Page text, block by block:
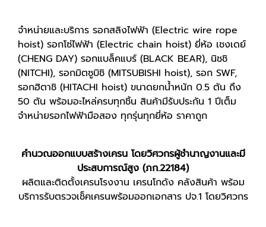
จำหน่ายและบริการ รอกสลิงไฟฟ้า (Electric wire rope
hoist) รอกโซ่ไฟฟ้า (Electric chain hoist) ยี่ห้อ เชงเดย์
(CHENG DAY) รอกแบล็คแบร์ (BLACK BEAR), นิชชิ
(NITCHI), รอกมิตซูบิชิ (MITSUBISHI hoist), รอก SWF,
รอกฮิตาชิ (HITACHI hoist) ขนาดยกน้ำหนัก 0.5 ตัน ถึง
50 ตัน พร้อมอะไหล่ครบทุกชิ้น สินค้ามีรับประกัน 1 ปีเต็ม
จำหน่ายรอกไฟฟ้ามือสอง ทุกรุ่นทุกยี่ห้อ ราคาถูก
คำนวณออกแบบสร้างเครน โดยวิศวกรผู้ชำนาญงานและมี
ประสบการณ์สูง (ภก.22184)
ผลิตและติดตั้งเครนโรงงาน เครนโกดัง คลังสินค้า พร้อม
บริการรับตรวจเช็คเครนพร้อมออกเอกสาร ปจ.1 โดยวิศวกร